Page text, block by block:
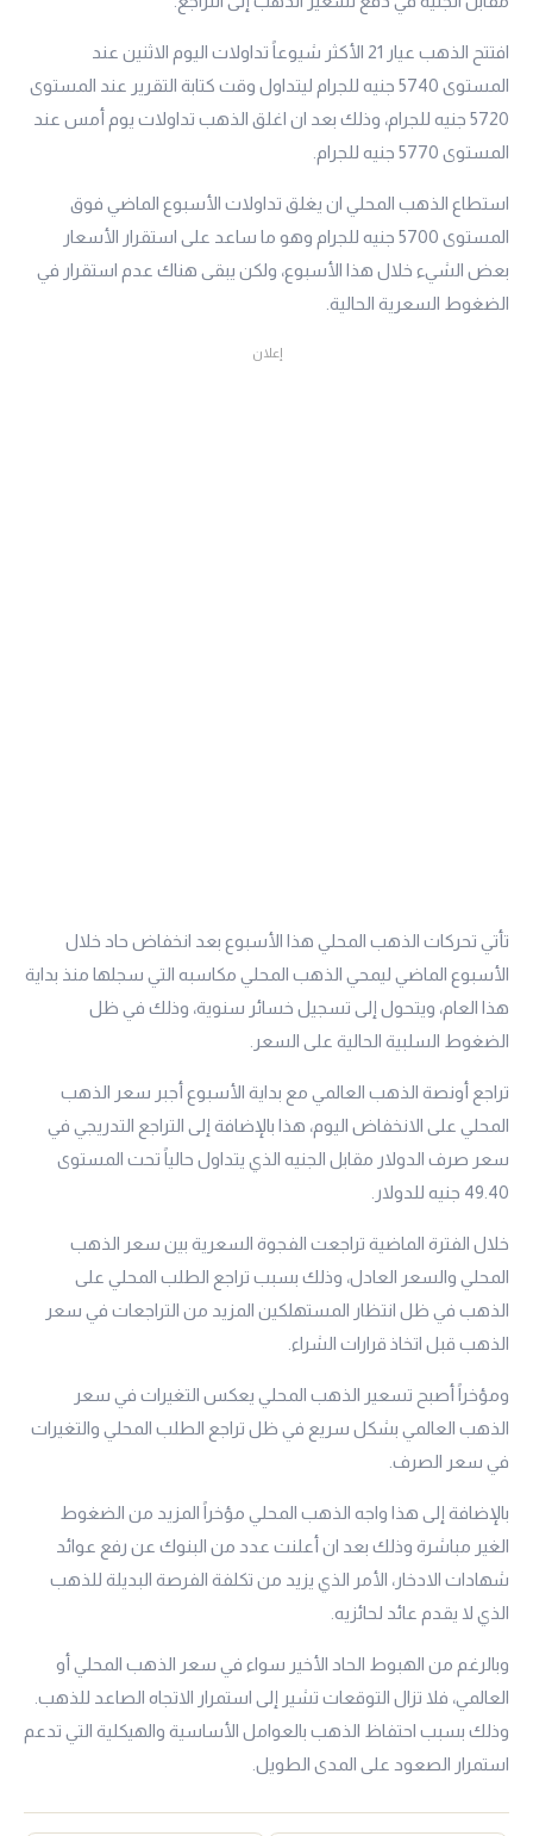
افتتح الذهب عيار 21
الأكثر شيوعاً تداولات اليوم الاثنين عند
المستوى 5740 جنيه للجرام ليتداول وقت كتابة التقرير عند المستوى
5720 جنيه للجرام، وذلك بعد ان اغلق الذهب تداولات يوم أمس عند
المستوى 5770 جنيه للجرام.
استطاع الذهب المحلي ان يغلق تداولات الأسبوع الماضي فوق
المستوى 5700 جنيه للجرام وهو ما ساعد على استقرار الأسعار
بعض الشيء خلال هذا الأسبوع، ولكن يبقى هناك عدم استقرار في
الضغوط السعرية الحالية.
إعلان
تأتي تحركات الذهب المحلي هذا الأسبوع بعد انخفاض حاد خلال
الأسبوع الماضي ليمحي الذهب المحلي مكاسبه التي سجلها منذ بداية
هذا العام، ويتحول إلى تسجيل خسائر سنوية، وذلك في ظل
الضغوط السلبية الحالية على السعر.
تراجع أونصة الذهب العالمي مع بداية الأسبوع أجبر سعر الذهب
المحلي على الانخفاض اليوم، هذا بالإضافة إلى التراجع التدريجي في
سعر صرف الدولار مقابل الجنيه الذي يتداول حالياً تحت المستوى
49.40 جنيه للدولار.
خلال الفترة الماضية تراجعت الفجوة السعرية بين سعر الذهب
المحلي والسعر العادل، وذلك بسبب تراجع الطلب المحلي على
الذهب في ظل انتظار المستهلكين المزيد من التراجعات في سعر
الذهب قبل اتخاذ قرارات الشراء.
ومؤخراً أصبح تسعير الذهب المحلي يعكس التغيرات في سعر
الذهب العالمي بشكل سريع في ظل تراجع الطلب المحلي والتغيرات
في سعر الصرف.
بالإضافة إلى هذا واجه الذهب المحلي مؤخراً المزيد من الضغوط
الغير مباشرة وذلك بعد ان أعلنت عدد من البنوك عن رفع عوائد
شهادات الادخار، الأمر الذي يزيد من تكلفة الفرصة البديلة للذهب
الذي لا يقدم عائد لحائزيه.
وبالرغم من الهبوط الحاد الأخير سواء في سعر الذهب المحلي أو
العالمي، فلا تزال التوقعات تشير إلى استمرار الاتجاه الصاعد للذهب.
وذلك بسبب احتفاظ الذهب بالعوامل الأساسية والهيكلية التي تدعم
استمرار الصعود على المدى الطويل.